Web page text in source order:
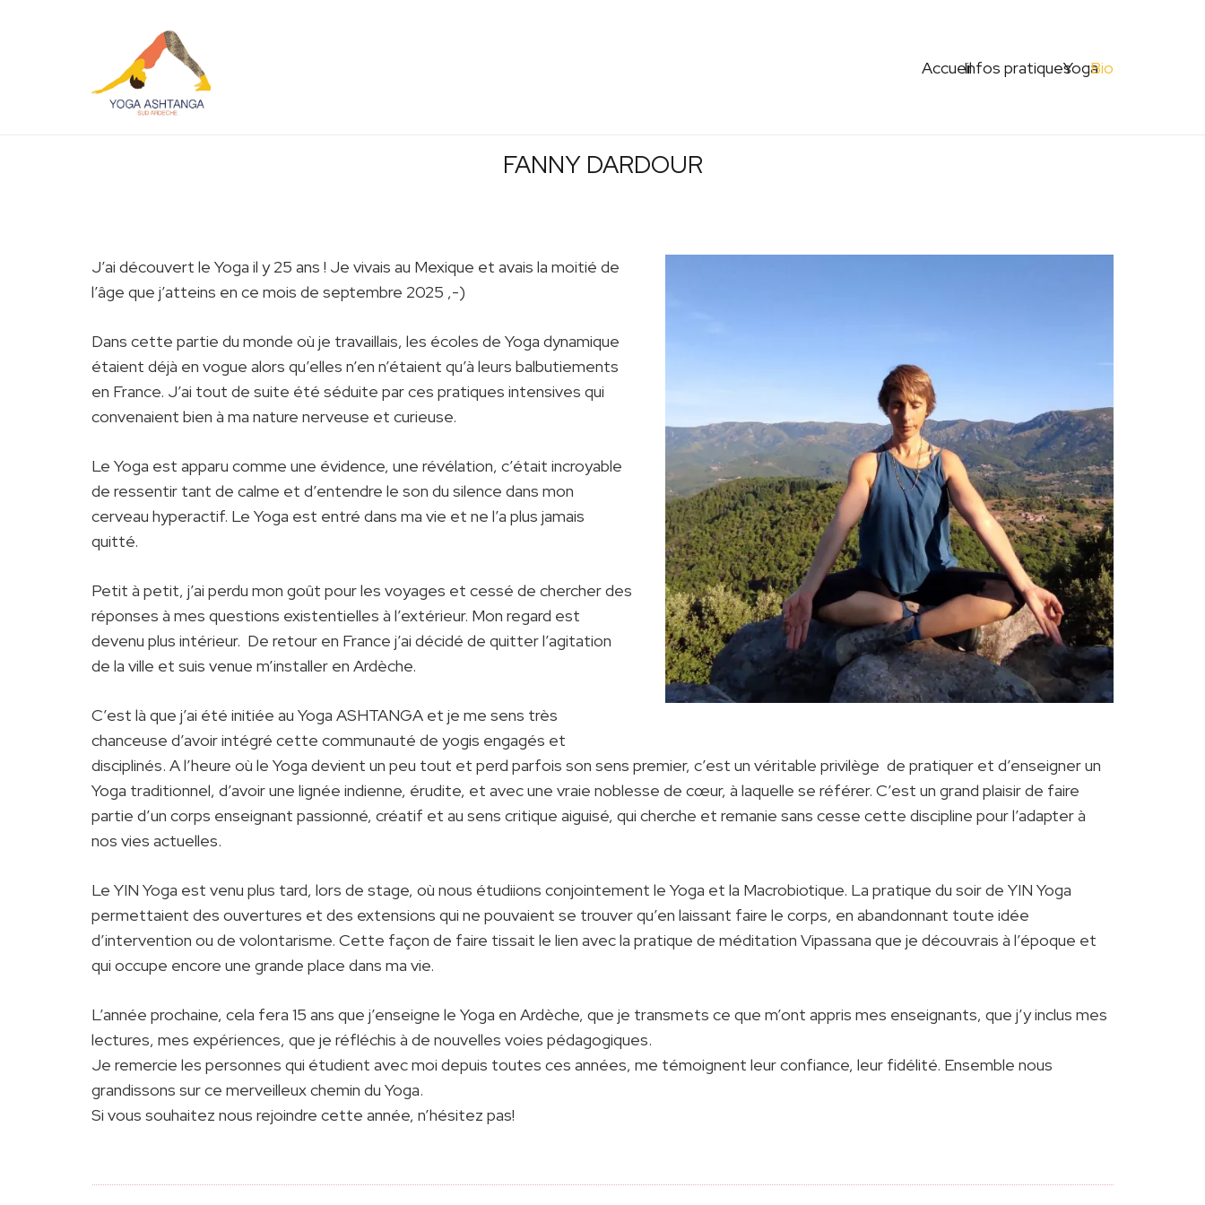
AccueilInfos pratiquesYogaBio
FANNY DARDOUR
J’ai découvert le Yoga il y 25 ans ! Je vivais au Mexique et avais la moitié de
l’âge que j’atteins en ce mois de septembre 2025 ,-)
Dans cette partie du monde où je travaillais, les écoles de Yoga dynamique
étaient déjà en vogue alors qu’elles n’en n’étaient qu’à leurs balbutiements
en France. J’ai tout de suite été séduite par ces pratiques intensives qui
convenaient bien à ma nature nerveuse et curieuse.
Le Yoga est apparu comme une évidence, une révélation, c’était incroyable
de ressentir tant de calme et d’entendre le son du silence dans mon
cerveau hyperactif. Le Yoga est entré dans ma vie et ne l’a plus jamais
quitté.
Petit à petit, j’ai perdu mon goût pour les voyages et cessé de chercher des
réponses à mes questions existentielles à l’extérieur. Mon regard est
devenu plus intérieur. De retour en France j’ai décidé de quitter l’agitation
de la ville et suis venue m’installer en Ardèche.
C’est là que j’ai été initiée au Yoga ASHTANGA et je me sens très
chanceuse d’avoir intégré cette communauté de yogis engagés et
disciplinés. A l’heure où le Yoga devient un peu tout et perd parfois son sens premier, c’est un véritable privilège de pratiquer et d’enseigner un
Yoga traditionnel, d’avoir une lignée indienne, érudite, et avec une vraie noblesse de cœur, à laquelle se référer. C’est un grand plaisir de faire
partie d’un corps enseignant passionné, créatif et au sens critique aiguisé, qui cherche et remanie sans cesse cette discipline pour l’adapter à
nos vies actuelles.
Le YIN Yoga est venu plus tard, lors de stage, où nous étudiions conjointement le Yoga et la Macrobiotique. La pratique du soir de YIN Yoga
permettaient des ouvertures et des extensions qui ne pouvaient se trouver qu’en laissant faire le corps, en abandonnant toute idée
d’intervention ou de volontarisme. Cette façon de faire tissait le lien avec la pratique de méditation Vipassana que je découvrais à l’époque et
qui occupe encore une grande place dans ma vie.
L’année prochaine, cela fera 15 ans que j’enseigne le Yoga en Ardèche, que je transmets ce que m’ont appris mes enseignants, que j’y inclus mes
lectures, mes expériences, que je réfléchis à de nouvelles voies pédagogiques.
Je remercie les personnes qui étudient avec moi depuis toutes ces années, me témoignent leur confiance, leur fidélité. Ensemble nous
grandissons sur ce merveilleux chemin du Yoga.
Si vous souhaitez nous rejoindre cette année, n’hésitez pas!